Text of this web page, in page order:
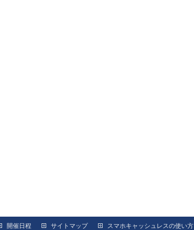
開催日程 サイトマップ スマホキャッシュレスの使い方